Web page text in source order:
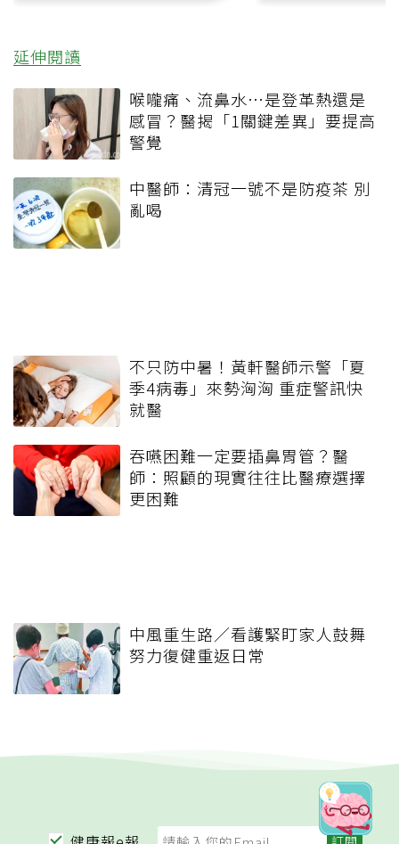
延伸閱讀
喉嚨痛、流鼻水⋯是登革熱還是
感冒？醫揭「1關鍵差異」要提高
警覺
中醫師：清冠一號不是防疫茶 別
亂喝
不只防中暑！黃軒醫師示警「夏
季4病毒」來勢洶洶 重症警訊快
就醫
吞嚥困難一定要插鼻胃管？醫
師：照顧的現實往往比醫療選擇
更困難
中風重生路／看護緊盯家人鼓舞
努力復健重返日常